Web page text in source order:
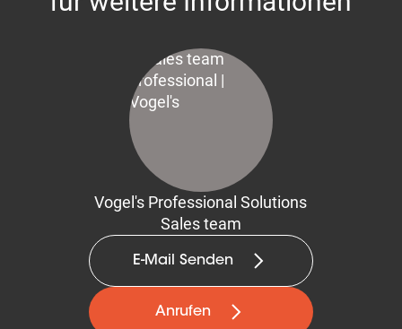
Vogel's Professional Solutions
Sales team
E-Mail Senden
Anrufen